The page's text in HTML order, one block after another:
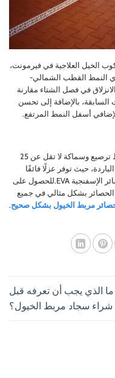
الخيل العلاجية في فيرمونت،
النمط القطب الشمالي-
في فصل الشتاء مقارنة
السابقة، بالإضافة إلى تحسن
أسفل النمط المرتفع.
توفر حصائر الأكشاك المطاطية المزودة بأنماط ترصيع وسماكة لا تقل عن 25
حيث توفر عزلًا فائقًا
وثباتًا ومتانةً مقارنةً بالخيارات الأخرى مثل الحصائر الإسفنجية EVA.للحصول على
الحصائر بشكل مثالي في جميع
مربط الخيول بشكل صحيح.
ما الذي يجب أن تعرفه قبل
شراء سجاد مربط الخيول؟